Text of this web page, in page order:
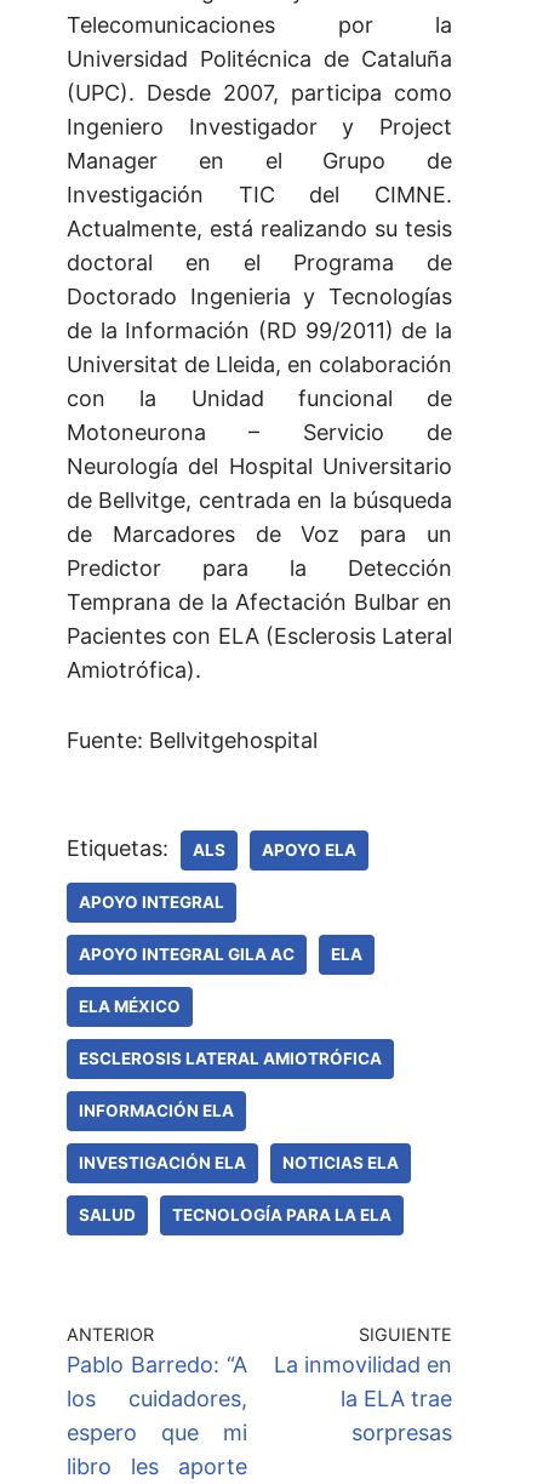
Telecomunicaciones por la
Universidad Politécnica de Cataluña
(UPC). Desde 2007, participa como
Ingeniero Investigador y Project
Manager en el Grupo de
Investigación TIC del CIMNE.
Actualmente, está realizando su tesis
doctoral en el Programa de
Doctorado Ingenieria y Tecnologías
de la Información (RD 99/2011) de la
Universitat de Lleida, en colaboración
con la Unidad funcional de
Motoneurona – Servicio de
Neurología del Hospital Universitario
de Bellvitge, centrada en la búsqueda
de Marcadores de Voz para un
Predictor para la Detección
Temprana de la Afectación Bulbar en
Pacientes con ELA (Esclerosis Lateral
Amiotrófica).
Fuente: Bellvitgehospital
Etiquetas: ALS APOYO ELA
APOYO INTEGRAL
APOYO INTEGRAL GILA AC ELA
ELA MÉXICO
ESCLEROSIS LATERAL AMIOTRÓFICA
INFORMACIÓN ELA
INVESTIGACIÓN ELA NOTICIAS ELA
SALUD TECNOLOGÍA PARA LA ELA
ANTERIOR
Pablo Barredo: “A
los cuidadores,
espero que mi
libro les aporte
SIGUIENTE
La inmovilidad en
la ELA trae
sorpresas